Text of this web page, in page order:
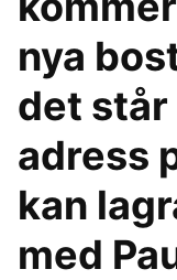
nya
det står
adress
kan
med